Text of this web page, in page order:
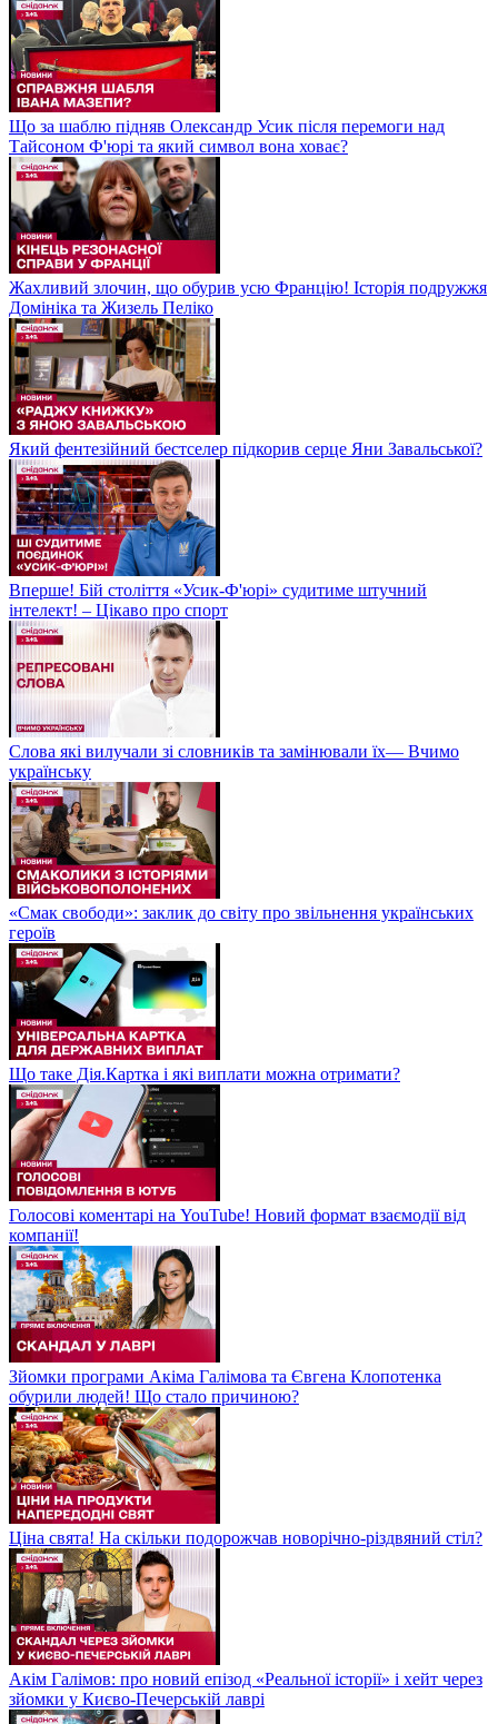
Що за шаблю підняв Олександр Усик після перемоги над
Тайсоном Ф'юрі та який символ вона ховає?
Жахливий злочин, що обурив усю Францію! Історія подружжя
Домініка та Жизель Пеліко
Який фентезійний бестселер підкорив серце Яни Завальської?
Вперше! Бій століття «Усик-Ф'юрі» судитиме штучний
інтелект! – Цікаво про спорт
Слова які вилучали зі словників та замінювали їх— Вчимо
українську
«Смак свободи»: заклик до світу про звільнення українських
героїв
Що таке Дія.Картка і які виплати можна отримати?
Голосові коментарі на YouTube! Новий формат взаємодії від
компанії!
Зйомки програми Акіма Галімова та Євгена Клопотенка
обурили людей! Що стало причиною?
Ціна свята! На скільки подорожчав новорічно-різдвяний стіл?
Акім Галімов: про новий епізод «Реальної історії» і хейт через
зйомки у Києво-Печерській лаврі